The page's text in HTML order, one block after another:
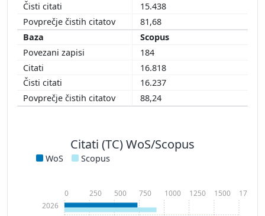
15.438
81,68
Scopus
184
16.818
16.237
88,24
Citati (TC) WoS/Scopus
WoS Scopus
2026
0 250 500 750 1000 1250 1500 1750